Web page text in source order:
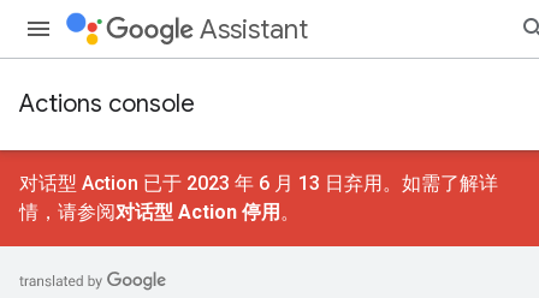
Assistant
Actions console
对话型 Action 已于 2023 年 6 月 13 日弃用。如需了解详
情，请参阅对话型 Action 停用 。